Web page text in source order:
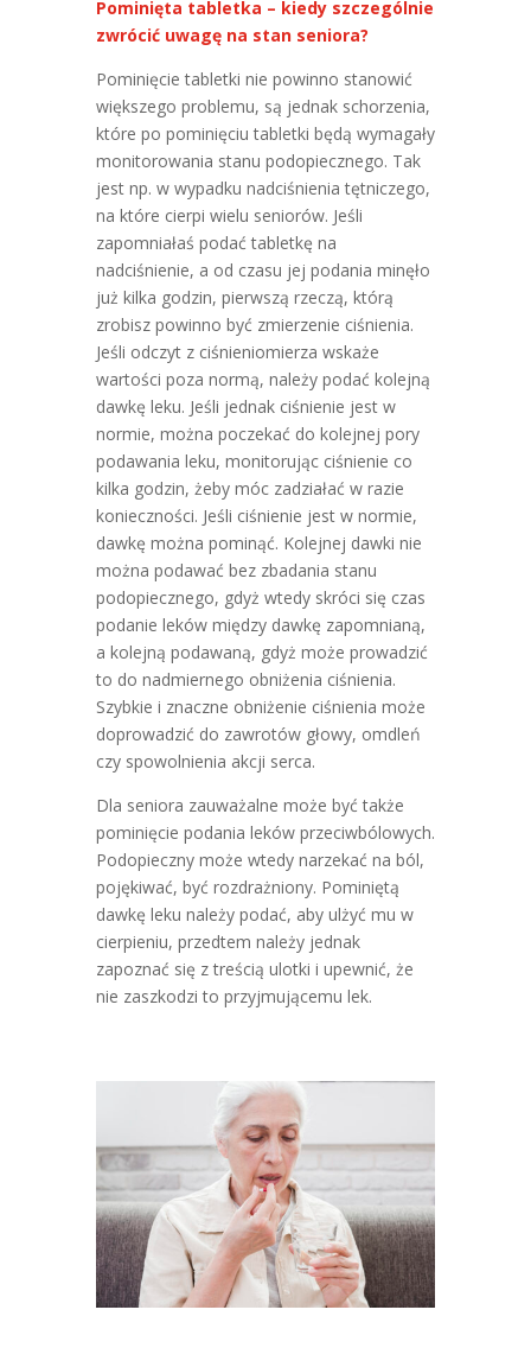
Pominięta tabletka – kiedy szczególnie
zwrócić uwagę na stan seniora?
Pominięcie tabletki nie powinno stanowić
większego problemu, są jednak schorzenia,
które po pominięciu tabletki będą wymagały
monitorowania stanu podopiecznego. Tak
jest np. w wypadku nadciśnienia tętniczego,
na które cierpi wielu seniorów. Jeśli
zapomniałaś podać tabletkę na
nadciśnienie, a od czasu jej podania minęło
już kilka godzin, pierwszą rzeczą, którą
zrobisz powinno być zmierzenie ciśnienia.
Jeśli odczyt z ciśnieniomierza wskaże
wartości poza normą, należy podać kolejną
dawkę leku. Jeśli jednak ciśnienie jest w
normie, można poczekać do kolejnej pory
podawania leku, monitorując ciśnienie co
kilka godzin, żeby móc zadziałać w razie
konieczności. Jeśli ciśnienie jest w normie,
dawkę można pominąć. Kolejnej dawki nie
można podawać bez zbadania stanu
podopiecznego, gdyż wtedy skróci się czas
podanie leków między dawkę zapomnianą,
a kolejną podawaną, gdyż może prowadzić
to do nadmiernego obniżenia ciśnienia.
Szybkie i znaczne obniżenie ciśnienia może
doprowadzić do zawrotów głowy, omdleń
czy spowolnienia akcji serca.
Dla seniora zauważalne może być także
pominięcie podania leków przeciwbólowych.
Podopieczny może wtedy narzekać na ból,
pojękiwać, być rozdrażniony. Pominiętą
dawkę leku należy podać, aby ulżyć mu w
cierpieniu, przedtem należy jednak
zapoznać się z treścią ulotki i upewnić, że
nie zaszkodzi to przyjmującemu lek.